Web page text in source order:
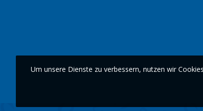
Um unsere Dienste zu verbessern, nutzen wir